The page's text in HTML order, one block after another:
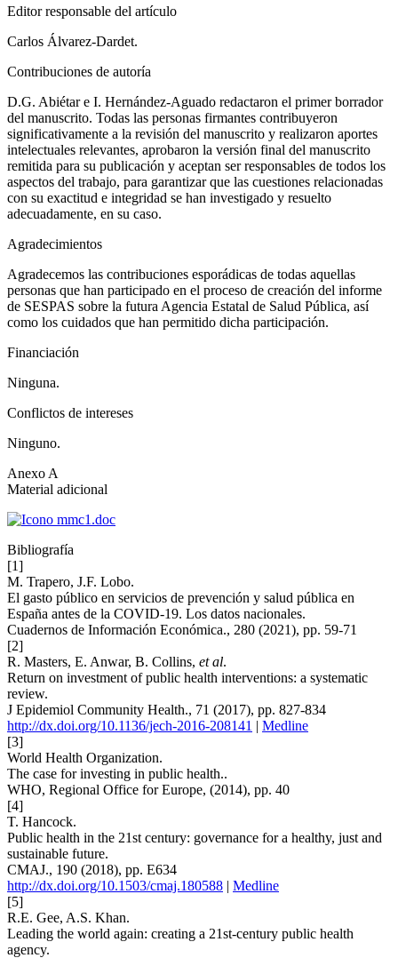
Editor responsable del artículo
Carlos Álvarez-Dardet.
Contribuciones de autoría
D.G. Abiétar e I. Hernández-Aguado redactaron el primer borrador
del manuscrito. Todas las personas firmantes contribuyeron
significativamente a la revisión del manuscrito y realizaron aportes
intelectuales relevantes, aprobaron la versión final del manuscrito
remitida para su publicación y aceptan ser responsables de todos los
aspectos del trabajo, para garantizar que las cuestiones relacionadas
con su exactitud e integridad se han investigado y resuelto
adecuadamente, en su caso.
Agradecimientos
Agradecemos las contribuciones esporádicas de todas aquellas
personas que han participado en el proceso de creación del informe
de SESPAS sobre la futura Agencia Estatal de Salud Pública, así
como los cuidados que han permitido dicha participación.
Financiación
Ninguna.
Conflictos de intereses
Ninguno.
Anexo A
Material adicional
Bibliografía
[1]
M. Trapero, J.F. Lobo.
El gasto público en servicios de prevención y salud pública en
España antes de la COVID-19. Los datos nacionales.
Cuadernos de Información Económica., 280 (2021), pp. 59-71
[2]
R. Masters, E. Anwar, B. Collins, et al.
Return on investment of public health interventions: a systematic
review.
J Epidemiol Community Health., 71 (2017), pp. 827-834
http://dx.doi.org/10.1136/jech-2016-208141 | Medline
[3]
World Health Organization.
The case for investing in public health..
WHO, Regional Office for Europe, (2014), pp. 40
[4]
T. Hancock.
Public health in the 21st century: governance for a healthy, just and
sustainable future.
CMAJ., 190 (2018), pp. E634
http://dx.doi.org/10.1503/cmaj.180588 | Medline
[5]
R.E. Gee, A.S. Khan.
Leading the world again: creating a 21st-century public health
agency.